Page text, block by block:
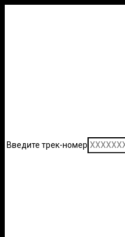
Введите трек-номер